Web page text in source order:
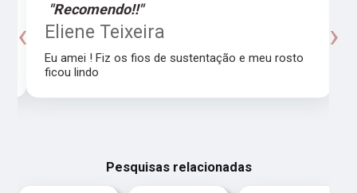
"Recomendo!!"
Eliene Teixeira
Eu amei ! Fiz os fios de sustentação e meu rosto
ficou lindo
‹ ›
Pesquisas relacionadas